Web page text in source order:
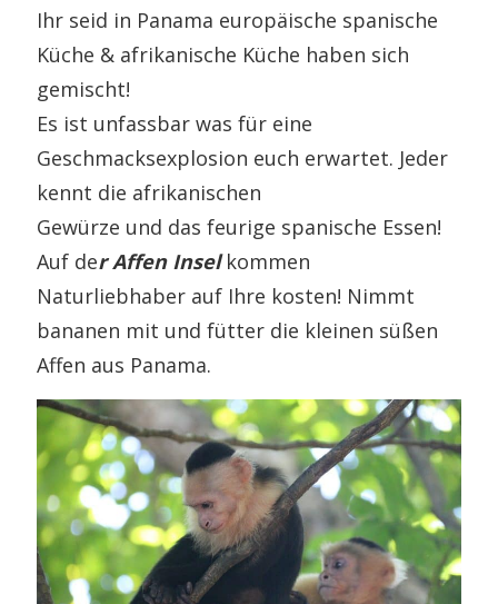
Ihr seid in Panama europäische spanische
Küche & afrikanische Küche haben sich
gemischt!
Es ist unfassbar was für eine
Geschmacksexplosion euch erwartet. Jeder
kennt die afrikanischen
Gewürze und das feurige spanische Essen!
Auf der Affen Inselkommen
Naturliebhaber auf Ihre kosten! Nimmt
bananen mit und fütter die kleinen süßen
Affen aus Panama.